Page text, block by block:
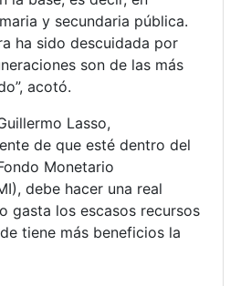
y secundaria pública.
ha sido descuidada por
son de las más
acotó.
Lasso,
de que esté dentro del
Monetario
debe hacer una real
gasta los escasos recursos
tiene más beneficios la